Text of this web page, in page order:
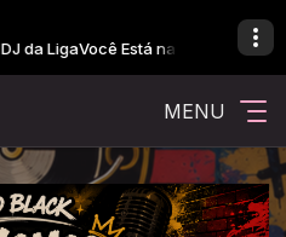
Você Está na Liga do Black! com DJ
MENU